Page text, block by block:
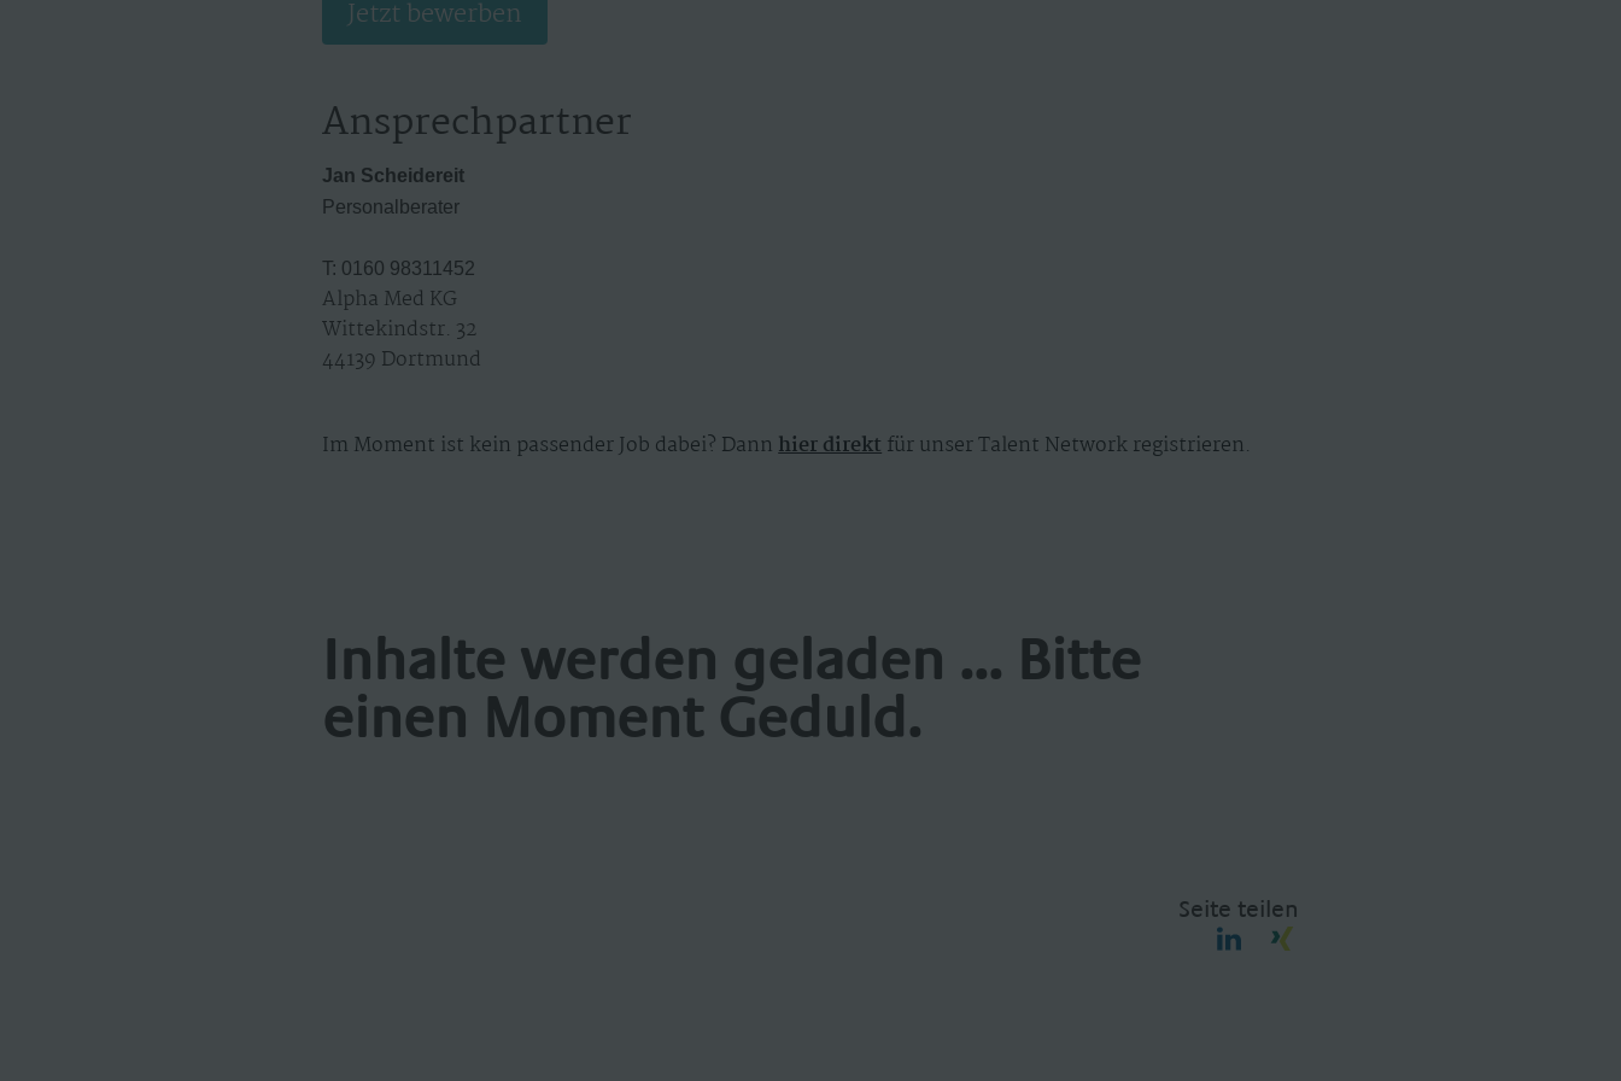
Jetzt bewerben
Ansprechpartner
Jan Scheidereit
Personalberater
T: 0160 98311452
Alpha Med KG
Wittekindstr. 32
44139 Dortmund
Im Moment ist kein passender Job dabei? Dannhier direktfür unser Talent Network registrieren.
Inhalte werden geladen ... Bitte
einen Moment Geduld.
Seite teilen